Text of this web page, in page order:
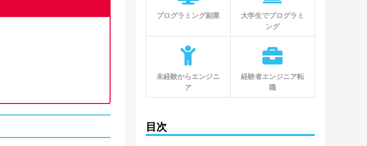
プログラミング副業
大学生でプログラミ
ング
未経験からエンジニ
ア
経験者エンジニア転
職
目次